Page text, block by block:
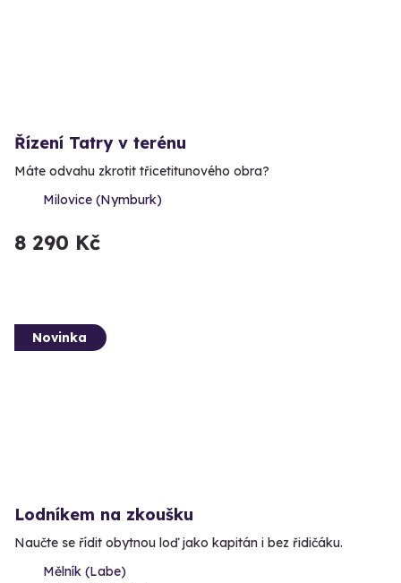
Řízení Tatry v terénu
Máte odvahu zkrotit třicetitunového obra?
Milovice (Nymburk)
8 290 Kč
Novinka
Lodníkem na zkoušku
Naučte se řídit obytnou loď jako kapitán i bez řidičáku.
Mělník (Labe)